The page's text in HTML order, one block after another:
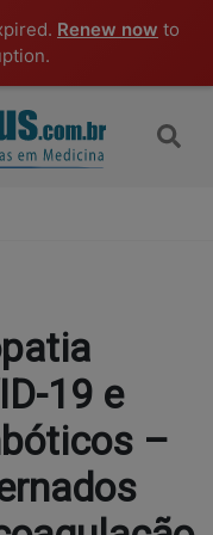
Renew now to
19 e
–